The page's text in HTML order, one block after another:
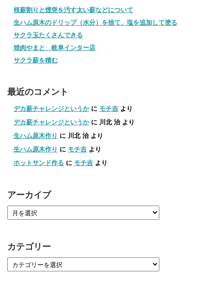
桜薪割りと煙突を汚す太い薪などについて
生ハム原木のドリップ（水分）を捨て、塩を追加して塗る
サクラ玉たくさんできる
焼肉やまと 岐阜インター店
サクラ薪を積む
最近のコメント
デカ薪チャレンジというかに モチ吉 より
デカ薪チャレンジというかに 川北 治より
生ハム原木作り に 川北 治より
生ハム原木作り に モチ吉 より
ホットサンド作る に モチ吉 より
アーカイブ
カテゴリー